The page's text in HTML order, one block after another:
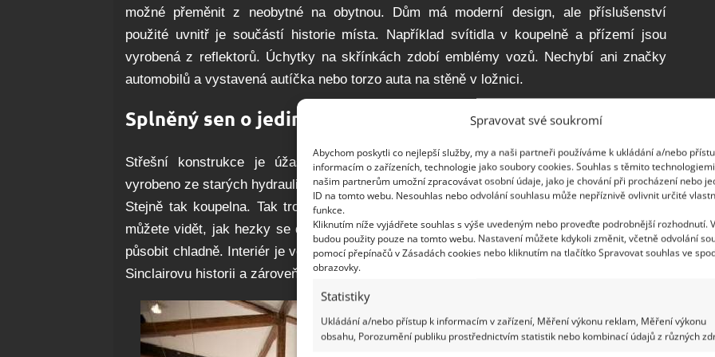
Spravovat své soukromí
Abychom poskytli co nejlepší služby, my a naši partneři používáme k ukládání a/nebo
informacím o zařízeních, technologie jako soubory cookies. Souhlas s těmito
našim partnerům umožní zpracovávat osobní údaje, jako je chování při procházení nebo
ID na tomto webu. Nesouhlas nebo odvolání souhlasu může nepříznivě ovlivnit určité
funkce.
Kliknutím níže vyjádřete souhlas s výše uvedeným nebo proveďte podrobnější rozhodnutí.
budou použity pouze na tomto webu. Nastavení můžete kdykoli změnit, včetně odvolání
pomocí přepínačů v Zásadách cookies nebo kliknutím na tlačítko Spravovat souhlas ve
obrazovky.
Statistiky
Ukládání a/nebo přístup k informacím v zařízení, Měření výkonu reklam, Měření výkonu
obsahu, Porozumění publiku prostřednictvím statistik nebo kombinací údajů z různých
možné přeměnit z neobytné na obytnou. Dům má moderní design, ale příslušenství
použité uvnitř je součástí historie místa. Například svítidla v koupelně a přízemí jsou
vyrobená z reflektorů. Úchytky na skřínkách zdobí emblémy vozů. Nechybí ani značky
automobilů a vystavená autíčka nebo torzo auta na stěně v ložnici.
Splněný sen o jedinečném domě
Střešní konstrukce je úžasná a působí skutečně neobvykle. Schodiště je
vyrobeno ze starých hydraulických výtahů. Kuchyně je však moderní, ale přesto působivá.
Stejně tak koupelna. Tak trochu loftové a indusriální bydlení s nádechem moderny. Zde
můžete vidět, jak hezky se dá spojit historie s moderními prvky. A že ani železo nemusí
působit chladně. Interiér je velmi pohodový. Díky své kreativitě mohl pan Robert zachovat
Sinclairovu historii a zároveň naplnit svou vizi toho, jak by měl vypadat jeho dům.